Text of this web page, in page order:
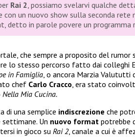
Rai 2, possiamo svelarvi qualche
con un nuovo show sulla seconda rete
detto in parole povere un programma
che sempre a proposito del rumor
lo stesso percorso fatto dai colleghi
in Famiglia, o ancora Marzia Valututti
chef Carlo Cracco, era stato
Nella Mia Cucina.
di una semplice indiscrezione che
Un nuovo format potrebbe
in gioco su Rai 2, canale a cui è